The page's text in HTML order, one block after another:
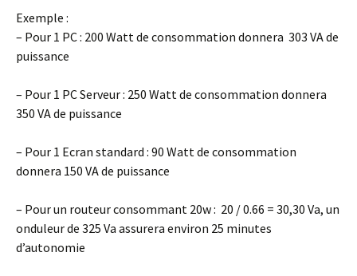
Exemple :
– Pour 1 PC : 200 Watt de consommation donnera 303 VA de
puissance
– Pour 1 PC Serveur : 250 Watt de consommation donnera
350 VA de puissance
– Pour 1 Ecran standard : 90 Watt de consommation
donnera 150 VA de puissance
– Pour un routeur consommant 20w : 20 / 0.66 = 30,30 Va, un
onduleur de 325 Va assurera environ 25 minutes
d’autonomie